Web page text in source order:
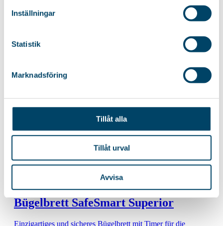
Inställningar
Statistik
Marknadsföring
Tillåt alla
Tillåt urval
Avvisa
Bügelbrett Avanza Chrome
89,85€
Extra stabil
Bügelbrett Emma
Bügelbrett mit robustem Gestell für extra Stabilität. Bequeme
Höheneinstellung,...
Bügelbrett SafeSmart Superior
Einzigartiges und sicheres Bügelbrett mit Timer für die